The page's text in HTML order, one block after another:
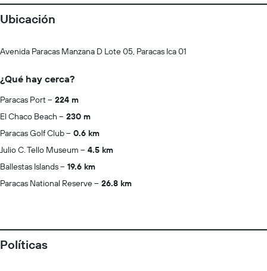
Ubicación
Avenida Paracas Manzana D Lote 05, Paracas Ica 01
¿Qué hay cerca?
Paracas Port
224 m
El Chaco Beach
230 m
Paracas Golf Club
0.6 km
Julio C. Tello Museum
4.5 km
Ballestas Islands
19.6 km
Paracas National Reserve
26.8 km
Políticas